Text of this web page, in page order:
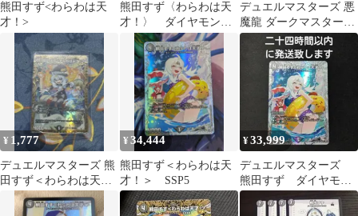
熊田すず<わらわは天
才！>
熊田すず〈わらわは天
才！〉 ダイヤモンド
トレジャー
デュエルマスターズ 悪
魔龍 ダークマスターズ
ドラゴン変身 熊田すず
¥ 1,777
デュエルマスターズ 熊
田すず＜わらわは天
才！＞
¥34,444
熊田すず＜わらわは天
才！＞ SSP5
¥33,999
デュエルマスターズ
熊田すず ダイヤモン
ドトレジャー